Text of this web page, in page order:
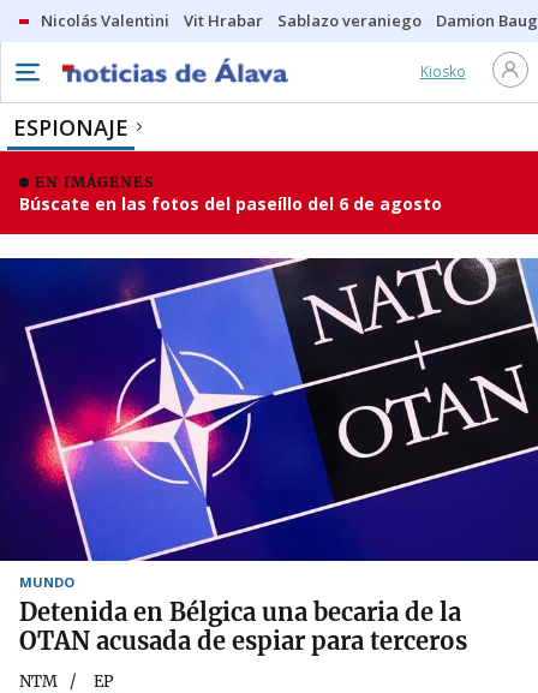
Nicolás Valentini Vit Hrabar Sablazo veraniego Damion
Kiosko
ESPIONAJE
EN IMÁGENES
Búscate en las fotos del paseíllo del 6 de agosto
MUNDO
Detenida en Bélgica una becaria de la
OTAN acusada de espiar para terceros
NTM EP